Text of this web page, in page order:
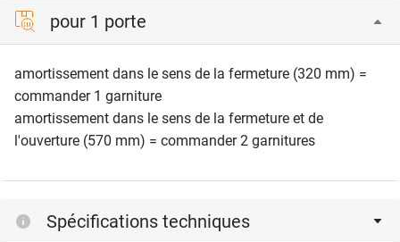
pour 1 porte
amortissement dans le sens de la fermeture (320 mm) =
commander 1 garniture
amortissement dans le sens de la fermeture et de
l'ouverture (570 mm) = commander 2 garnitures
Spécifications techniques